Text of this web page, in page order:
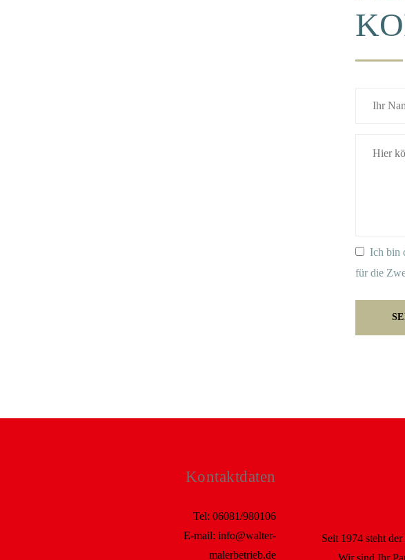
Ich bin
für die
Kontaktdaten
Tel: 06081/980106
E-mail: info@walter-
malerbetrieb.de
Seit 1974 steht